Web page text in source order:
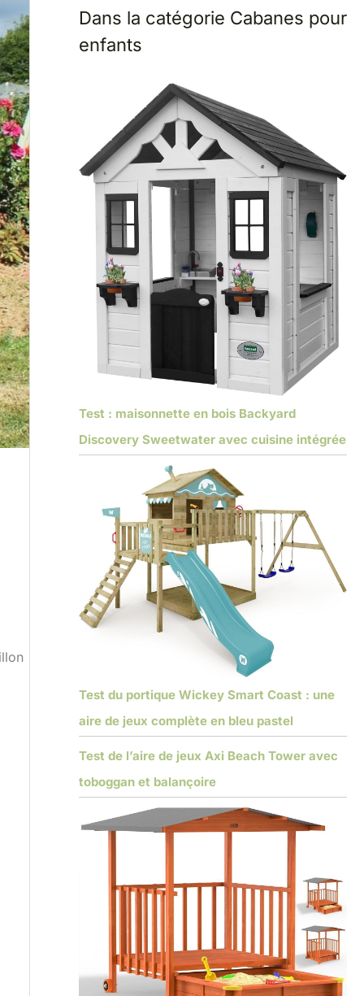
Dans la catégorie Cabanes pour
enfants
Test : maisonnette en bois Backyard
Discovery Sweetwater avec cuisine intégrée
Test du portique Wickey Smart Coast : une
aire de jeux complète en bleu pastel
Test de l’aire de jeux Axi Beach Tower avec
toboggan et balançoire